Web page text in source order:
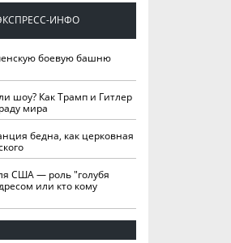
ИНФО
боевую башню
шоу? Как Трамп и Гитлер
мира
бедна, как церковная
США — роль "голубя
или кто кому